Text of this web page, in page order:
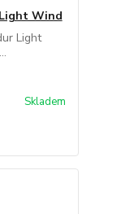
Wind
Light
Skladem